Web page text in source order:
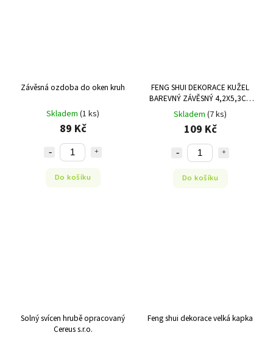
Závěsná ozdoba do oken kruh
Skladem (1 ks)
89 Kč
Do košíku
FENG SHUI DEKORACE KUŽEL
BAREVNÝ ZÁVĚSNÝ 4,2X5,3CM
MANI BHADRA
Skladem (7 ks)
109 Kč
Do košíku
Solný svícen hrubě opracovaný
Cereus s.r.o.
Feng shui dekorace velká kapka